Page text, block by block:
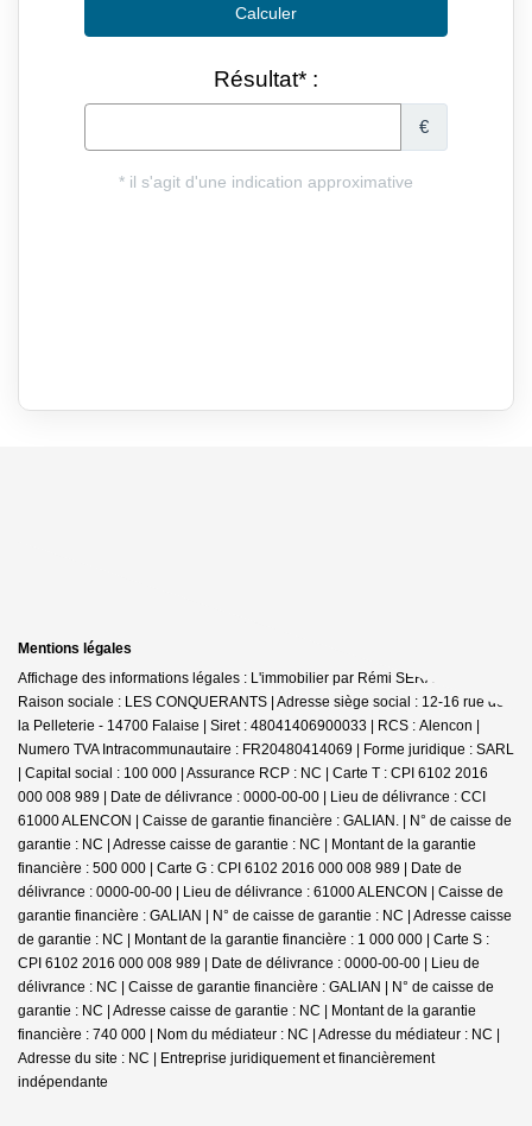
Mentions légales
Affichage des informations légales : L'immobilier par Rémi SERAIS - Falaise |
Raison sociale : LES CONQUERANTS | Adresse siège social : 12-16 rue de
la Pelleterie - 14700 Falaise | Siret : 48041406900033 | RCS : Alencon |
Numero TVA Intracommunautaire : FR20480414069 | Forme juridique : SARL
| Capital social : 100 000 | Assurance RCP : NC | Carte T : CPI 6102 2016
000 008 989 | Date de délivrance : 0000-00-00 | Lieu de délivrance : CCI
61000 ALENCON | Caisse de garantie financière : GALIAN. | N° de caisse de
garantie : NC | Adresse caisse de garantie : NC | Montant de la garantie
financière : 500 000 | Carte G : CPI 6102 2016 000 008 989 | Date de
délivrance : 0000-00-00 | Lieu de délivrance : 61000 ALENCON | Caisse de
garantie financière : GALIAN | N° de caisse de garantie : NC | Adresse caisse
de garantie : NC | Montant de la garantie financière : 1 000 000 | Carte S :
CPI 6102 2016 000 008 989 | Date de délivrance : 0000-00-00 | Lieu de
délivrance : NC | Caisse de garantie financière : GALIAN | N° de caisse de
garantie : NC | Adresse caisse de garantie : NC | Montant de la garantie
financière : 740 000 | Nom du médiateur : NC | Adresse du médiateur : NC |
Adresse du site : NC | Entreprise juridiquement et financièrement
indépendante